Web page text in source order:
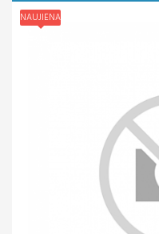
NAUJIENA